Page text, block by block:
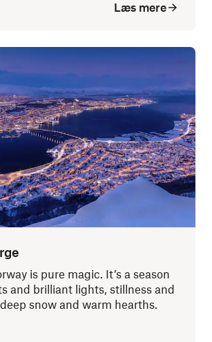
Læs mere
is pure magic. It’s a season
and brilliant lights, stillness and
snow and warm hearths.